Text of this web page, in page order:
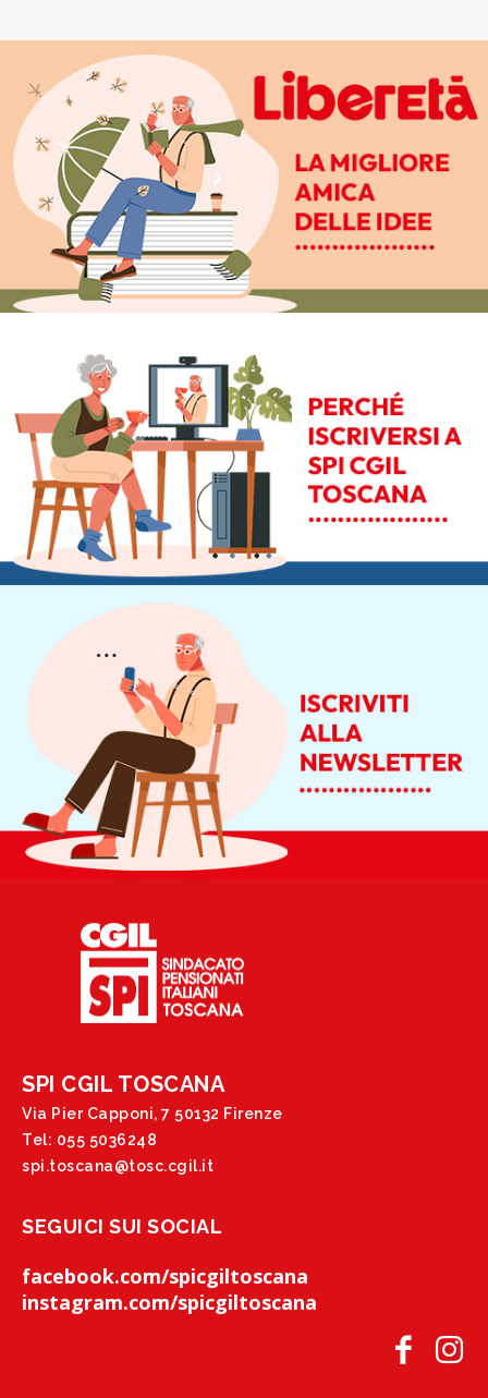
SPI CGIL TOSCANA
Via Pier Capponi, 7 50132 Firenze
Tel: 055 5036248
spi.toscana@tosc.cgil.it
SEGUICI SUI SOCIAL
facebook.com/spicgiltoscana
instagram.com/spicgiltoscana